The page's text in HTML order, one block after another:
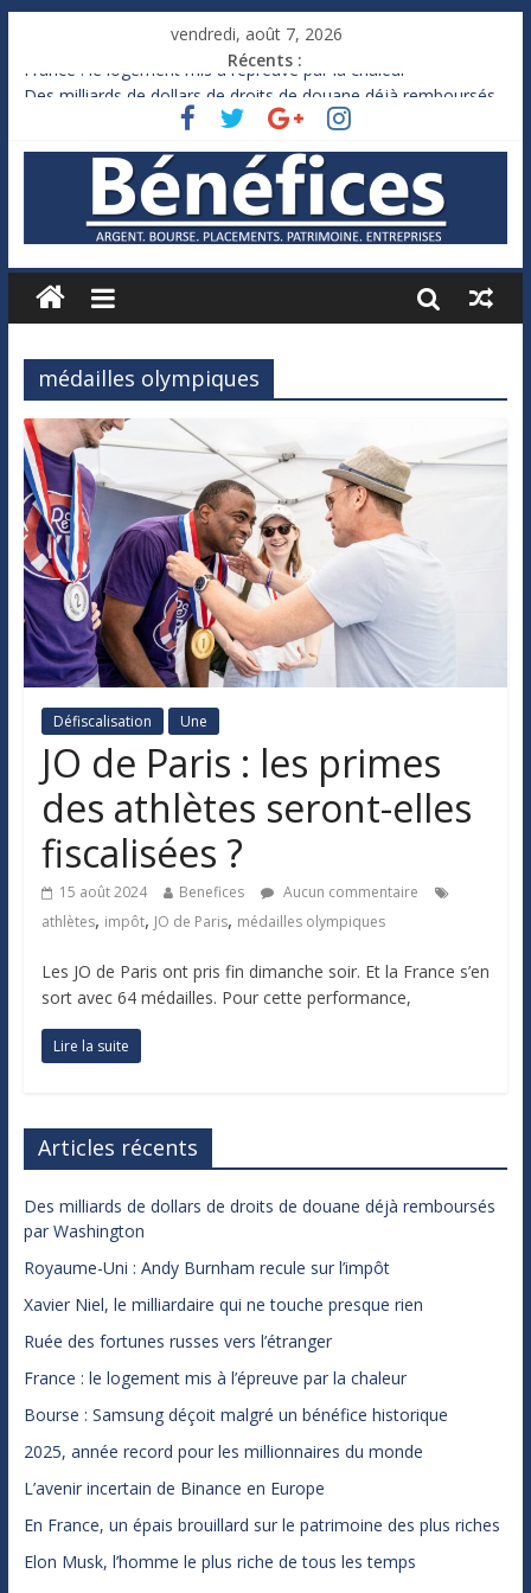
vendredi, août 7, 2026
Récents :
France : le logement mis à l’épreuve par la chaleur
Des milliards de dollars de droits de douane déjà remboursés
Royaume-Uni : Andy Burnham recule sur l’impôt
Xavier Niel, le milliardaire qui ne touche presque rien
Ruée des fortunes russes vers l’étranger
médailles olympiques
Défiscalisation Une
JO de Paris : les primes
des athlètes seront-elles
fiscalisées ?
15 août 2024 Benefices
Aucun commentaire
athlètes, impôt, JO de Paris, médailles olympiques
Les JO de Paris ont pris fin dimanche soir. Et la France s’en
sort avec 64 médailles. Pour cette performance,
Lire la suite
Articles récents
Des milliards de dollars de droits de douane déjà remboursés
par Washington
Royaume-Uni : Andy Burnham recule sur l’impôt
Xavier Niel, le milliardaire qui ne touche presque rien
Ruée des fortunes russes vers l’étranger
France : le logement mis à l’épreuve par la chaleur
Bourse : Samsung déçoit malgré un bénéfice historique
2025, année record pour les millionnaires du monde
L’avenir incertain de Binance en Europe
En France, un épais brouillard sur le patrimoine des plus riches
Elon Musk, l’homme le plus riche de tous les temps